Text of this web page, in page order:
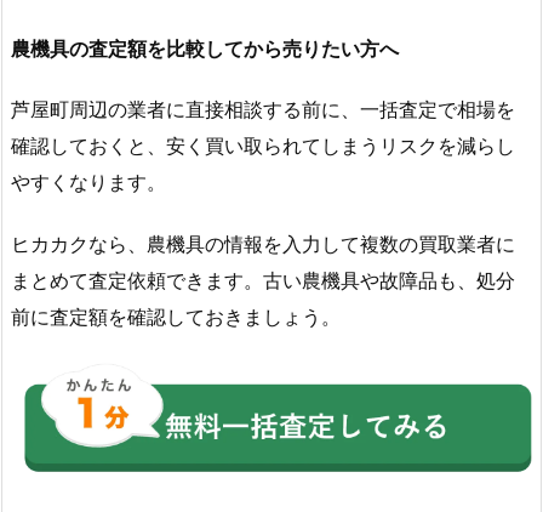
農機具の査定額を比較してから売りたい方へ
芦屋町周辺の業者に直接相談する前に、一括査定で相場を
確認しておくと、安く買い取られてしまうリスクを減らし
やすくなります。
ヒカカクなら、農機具の情報を入力して複数の買取業者に
まとめて査定依頼できます。古い農機具や故障品も、処分
前に査定額を確認しておきましょう。